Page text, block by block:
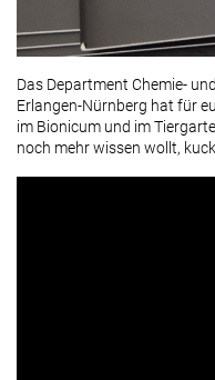
Das Department Chemie-
Erlangen-Nürnberg hat für
im Bionicum und im
noch mehr wissen wollt,